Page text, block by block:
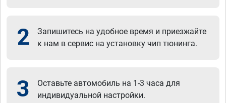
2
Запишитесь на удобное время и приезжайте
к нам в сервис на установку чип тюнинга.
3
Оставьте автомобиль на 1-3 часа для
индивидуальной настройки.